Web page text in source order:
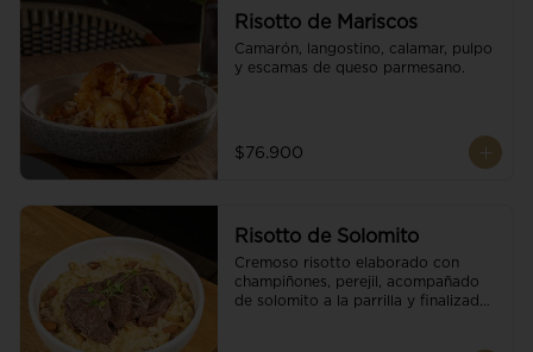
Risotto de Mariscos
Camarón, langostino, calamar, pulpo
y escamas de queso parmesano.
$76.900
Risotto de Solomito
Cremoso risotto elaborado con
champiñones, perejil, acompañado
de solomito a la parrilla y finalizado